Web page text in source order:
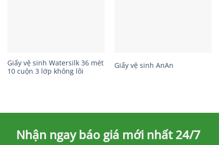
Giấy vệ sinh Watersilk 36 mét
10 cuộn 3 lớp không lõi
Giấy vệ sinh AnAn
Nhận ngay báo giá mới nhất 24/7